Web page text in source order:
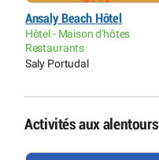
Ansaly Beach Hôtel
Hôtel - Maison d'hôtes
Restaurants
Saly Portudal
Activités aux alentours